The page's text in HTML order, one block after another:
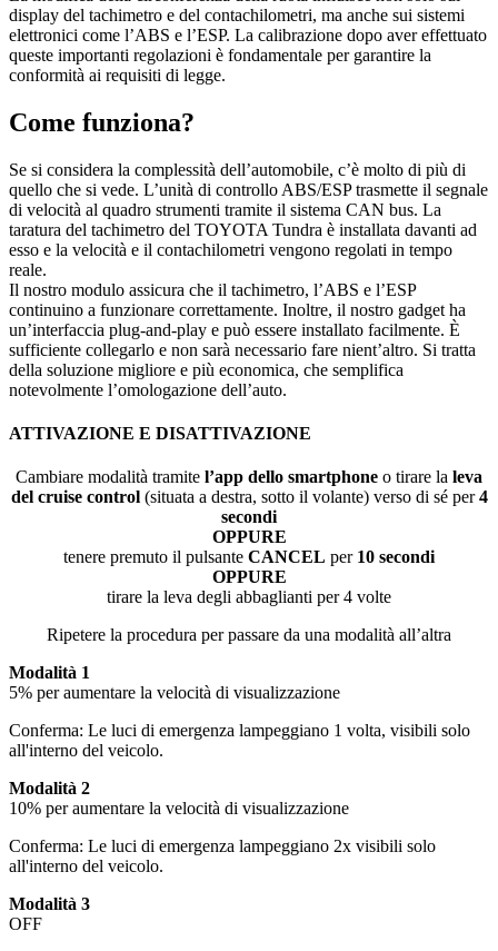
display del tachimetro e del contachilometri, ma anche sui sistemi
elettronici come l’ABS e l’ESP. La calibrazione dopo aver effettuato
queste importanti regolazioni è fondamentale per garantire la
conformità ai requisiti di legge.
Come funziona?
Se si considera la complessità dell’automobile, c’è molto di più di
quello che si vede. L’unità di controllo ABS/ESP trasmette il segnale
di velocità al quadro strumenti tramite il sistema CAN bus. La
taratura del tachimetro del TOYOTA Tundra è installata davanti ad
esso e la velocità e il contachilometri vengono regolati in tempo
reale.
Il nostro modulo assicura che il tachimetro, l’ABS e l’ESP
continuino a funzionare correttamente. Inoltre, il nostro gadget ha
un’interfaccia plug-and-play e può essere installato facilmente. È
sufficiente collegarlo e non sarà necessario fare nient’altro. Si tratta
della soluzione migliore e più economica, che semplifica
notevolmente l’omologazione dell’auto.
ATTIVAZIONE E DISATTIVAZIONE
Cambiare modalità tramite l’app dello smartphone o tirare la leva
del cruise control(situata a destra, sotto il volante) verso di sé per4
secondi
OPPURE
tenere premuto il pulsante CANCEL per 10 secondi
OPPURE
tirare la leva degli abbaglianti per 4 volte
Ripetere la procedura per passare da una modalità all’altra
Modalità 1
5% per aumentare la velocità di visualizzazione
Conferma: Le luci di emergenza lampeggiano 1 volta, visibili solo
all'interno del veicolo.
Modalità 2
10% per aumentare la velocità di visualizzazione
Conferma: Le luci di emergenza lampeggiano 2x visibili solo
all'interno del veicolo.
Modalità 3
OFF